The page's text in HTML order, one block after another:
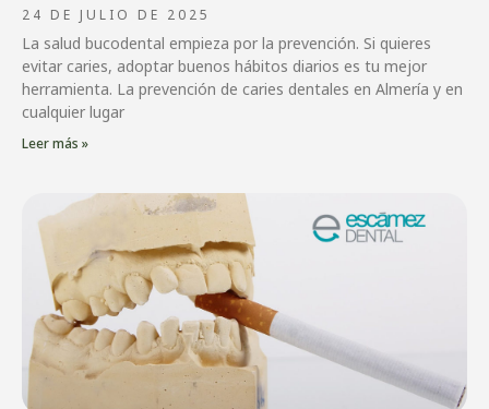
24 DE JULIO DE 2025
La salud bucodental empieza por la prevención. Si quieres
evitar caries, adoptar buenos hábitos diarios es tu mejor
herramienta. La prevención de caries dentales en Almería y en
cualquier lugar
Leer más »